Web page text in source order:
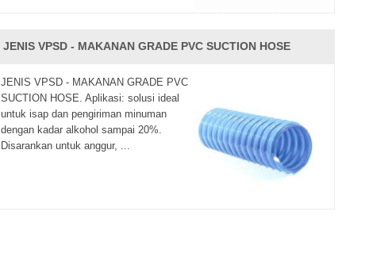
JENIS VPSD - MAKANAN GRADE PVC SUCTION HOSE
JENIS VPSD - MAKANAN GRADE PVC
SUCTION HOSE. Aplikasi: solusi ideal
untuk isap dan pengiriman minuman
dengan kadar alkohol sampai 20%.
Disarankan untuk anggur, ...